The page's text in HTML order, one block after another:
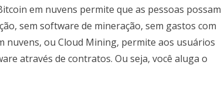
em nuvens permite que as pessoas possam
sem software de mineração, sem gastos com
nuvens, ou Cloud Mining, permite aos usuários
através de contratos. Ou seja, você aluga o